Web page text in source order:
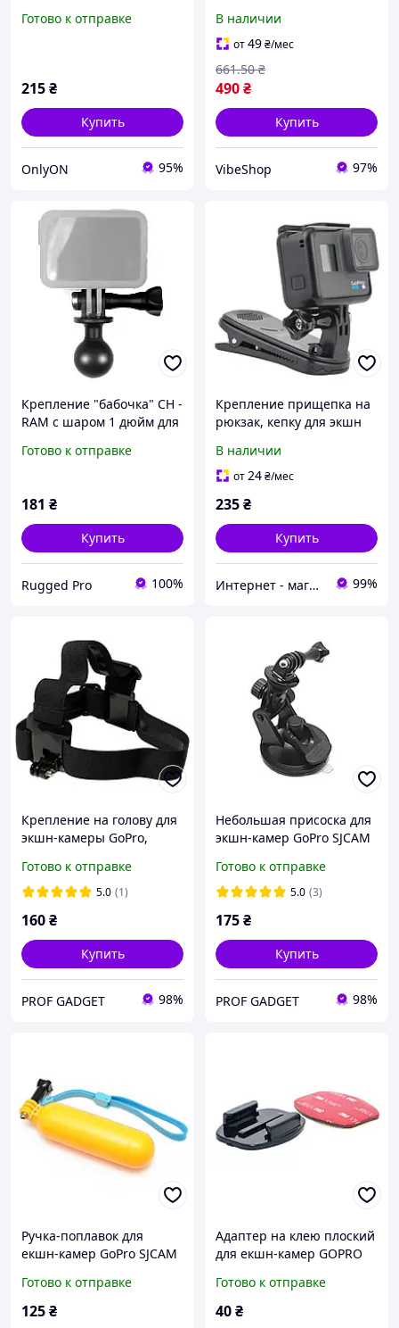
GoPRO (код № XTGP27B)
Готово к отправке
215₴
Купить
OnlyON 95%
В наличии
от49₴/мес
490₴
661.50 ₴
Купить
VibeShop 97%
Крепление "бабочка" CH -
RAM с шаром 1 дюйм для
Xiaomi YI
Готово к отправке
181 ₴
Купить
Rugged Pro 100%
Крепление прищепка на
рюкзак, кепку для экшн
Sjcam / Клипса для экшн-
камеры Telesin
В наличии
от24₴/мес
235₴
Купить
Интернет - магазин "Балу" 99%
Крепление на голову для
экшн-камеры GoPro,
Head Strap Mount
XTGP23B
Готово к отправке
5.0 (1)
160₴
Купить
PROF GADGET 98%
Небольшая присоска для
экшн-камер GoPro SJCAM
Готово к отправке
5.0 (3)
175₴
Купить
PROF GADGET 98%
Ручка-поплавок для
екшн-камер GoPro SJCAM
Готово к отправке
125₴
Адаптер на клею плоский
для екшн-камер GOPRO
Готово к отправке
40₴